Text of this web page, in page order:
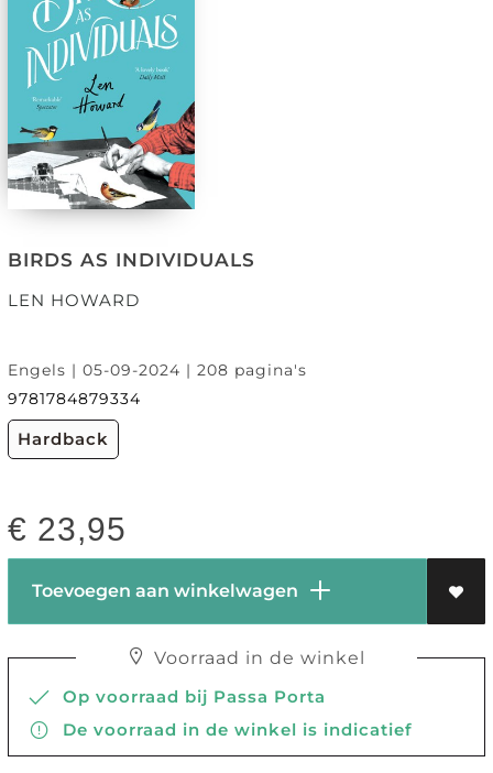
BIRDS AS INDIVIDUALS
LEN HOWARD
Engels | 05-09-2024 | 208 pagina's
9781784879334
Hardback
€ 23,95
Toevoegen aan winkelwagen
Voorraad in de winkel
Op voorraad bij Passa Porta
De voorraad in de winkel is indicatief